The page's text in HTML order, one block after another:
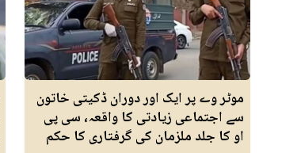
موٹر وے پر ایک اور دوران ڈکیتی خاتون
سے اجتماعی زیادتی کا واقعہ، سی پی
او کا جلد ملزمان کی گرفتاری کا حکم